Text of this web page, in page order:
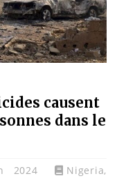
causent
dans le
2024 Nigeria,